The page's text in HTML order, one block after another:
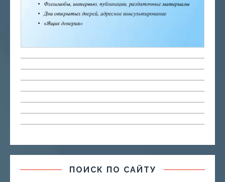
ПОИСК ПО САЙТУ